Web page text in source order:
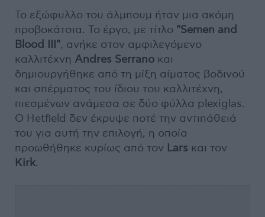
Το εξώφυλλο του άλμπουμ ήταν μια ακόμη
προβοκάτσια. Το έργο, με τίτλο "Semen and
Blood III", ανήκε στον αμφιλεγόμενο
καλλιτέχνη Andres Serrano και
δημιουργήθηκε από τη μίξη αίματος βοδινού
και σπέρματος του ίδιου του καλλιτέχνη,
πιεσμένων ανάμεσα σε δύο φύλλα plexiglas.
Ο Hetfield δεν έκρυψε ποτέ την αντιπάθειά
του για αυτή την επιλογή, η οποία
προωθήθηκε κυρίως από τον Lars και τον
Kirk.